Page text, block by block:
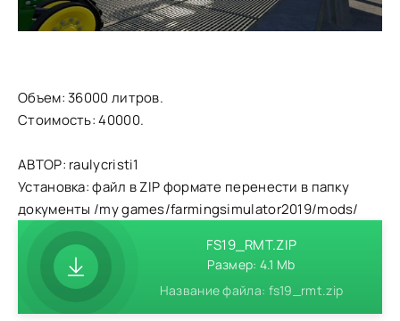
Объем: 36000 литров.
Стоимость: 40000.
АВТОР: raulycristi1
Установка: файл в ZIP формате перенести в папку
документы /my games/farmingsimulator2019/mods/
FS19_RMT.ZIP
Размер: 4.1 Mb
Название файла: fs19_rmt.zip